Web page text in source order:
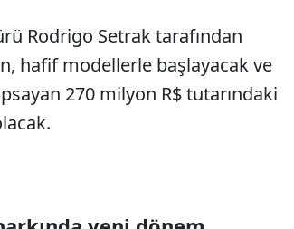
Rodrigo Setrak tarafından
hafif modellerle başlayacak ve
270 milyon R$ tutarındaki